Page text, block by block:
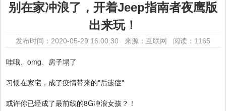
别在家冲浪了，开着Jeep指南者夜鹰版
出来玩！
发布时间：2020-05-29 16:00:30 来源：互联网 阅读：1165
哇哦、omg、房子塌了
习惯在家宅，成了疫情带来的"后遗症"
或许你已经成了最前线的8G冲浪女孩？！